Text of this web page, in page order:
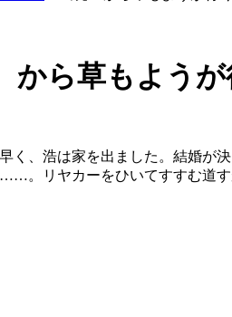
ら草もようが
く、浩は家を出ました。結婚が
。リヤカーをひいてすすむ道